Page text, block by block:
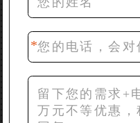
42分钟前 梁先生：膨
备？